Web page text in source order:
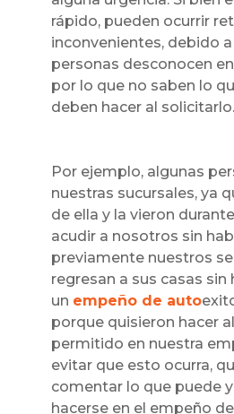
rápido, pueden ocurrir
inconvenientes, debido
personas desconocen
por lo que no saben lo
deben hacer al solicitarlo.
Por ejemplo, algunas
nuestras sucursales, ya
de ella y la vieron
acudir a nosotros sin
previamente nuestros
regresan a sus casas sin
un empeño de auto
porque quisieron hacer
permitido en nuestra
evitar que esto ocurra,
comentar lo que puede
hacerse en el empeño